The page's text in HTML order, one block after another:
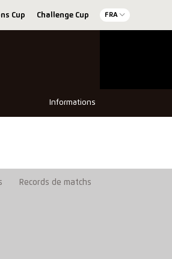
Cup Challenge Cup FRA
Informations
Records de matchs